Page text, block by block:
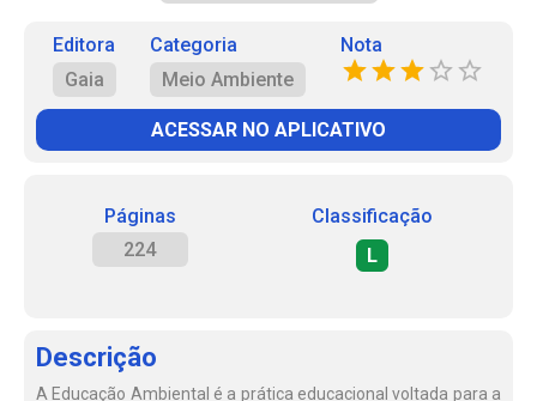
Editora
Gaia
Categoria
Meio Ambiente
Nota
ACESSAR NO APLICATIVO
Páginas
224
Classificação
L
Descrição
A Educação Ambiental é a prática educacional voltada para a